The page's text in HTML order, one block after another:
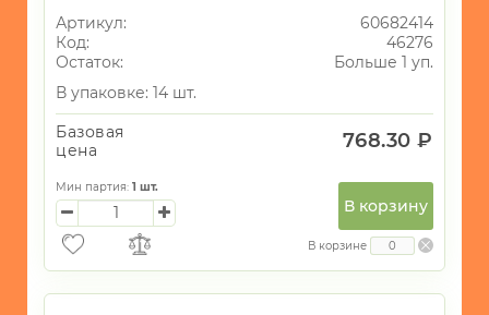
Артикул:
60682414
Код:
46276
Остаток:
Больше 1 уп.
В упаковке: 14 шт.
Базовая
цена
768.30 ₽
Мин партия: 1 шт.
В корзину
В корзине